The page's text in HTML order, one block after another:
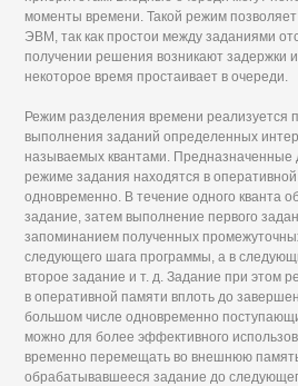
моменты времени. Такой режим позволяет
ЭВМ, так как простои между заданиями
получении решения возникают задержки
некоторое время простаивает в очереди.
Режим разделения времени реализуется
выполнения заданий определенных
называемых квантами. Предназначенные
режиме задания находятся в
одновременно. В течение одного кванта
задание, затем выполнение первого
запоминанием полученных
следующего шага программы, а в
второе задание и т. д. Задание при этом
в оперативной памяти вплоть до
большом числе одновременно
можно для более эффективного
временно перемещать во внешнюю память
обрабатывавшееся задание до